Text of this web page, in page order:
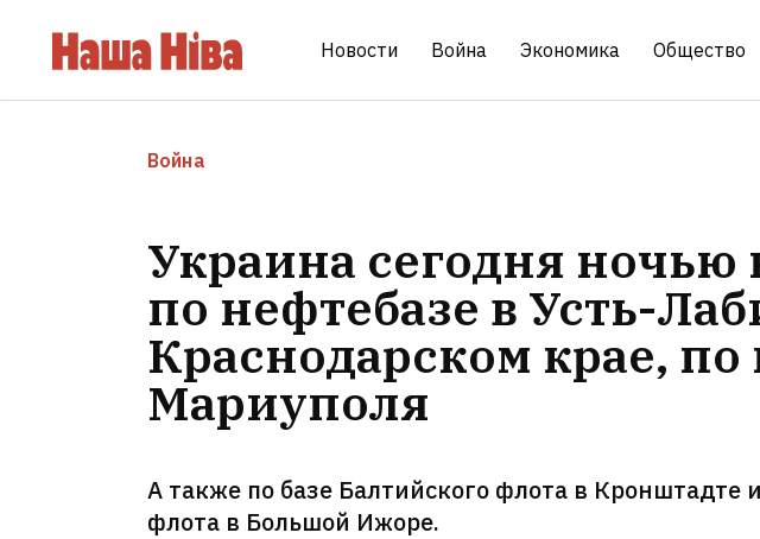
Новости Война Экономика Общество
Война
Украина сегодня ночью
по нефтебазе в Усть-
Краснодарском крае, по
Мариуполя
А также по базе Балтийского флота в Кронштадте
флота в Большой Ижоре.